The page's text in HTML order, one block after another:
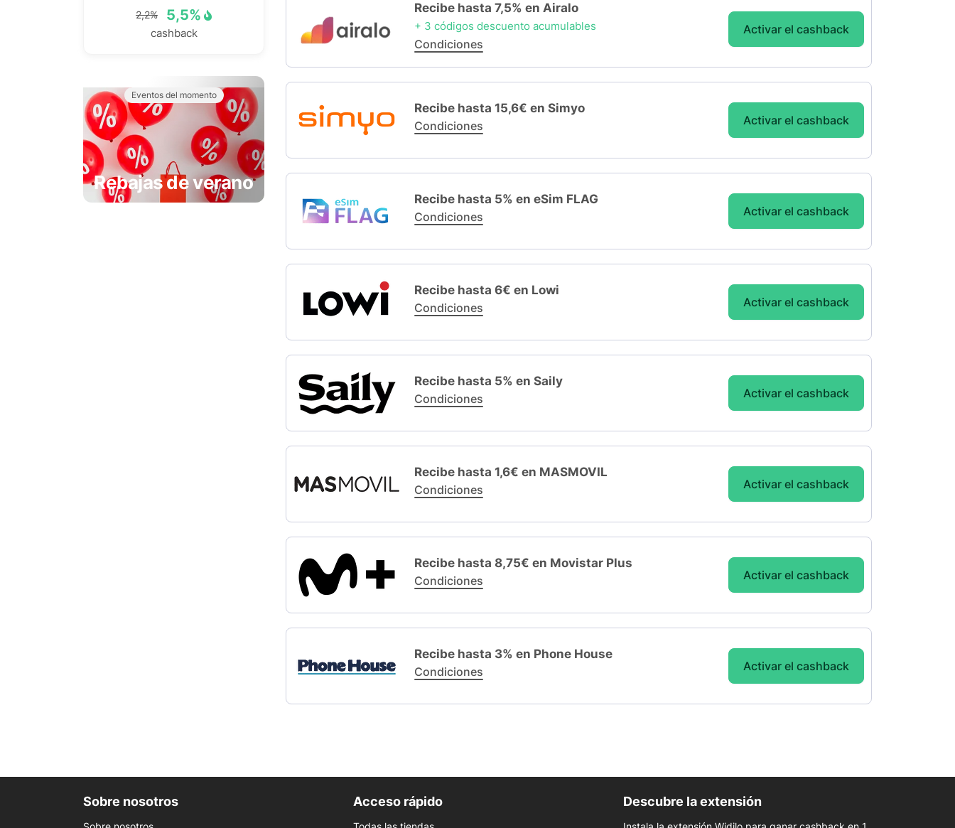
Recibe hasta 7,5% en Airalo
+ 3 códigos descuento acumulables
Condiciones
Activar el cashback
Recibe hasta 15,6€ en Simyo
Condiciones
Activar el cashback
Recibe hasta 5% en eSim FLAG
Condiciones
Activar el cashback
Recibe hasta 6€ en Lowi
Condiciones
Activar el cashback
Recibe hasta 5% en Saily
Condiciones
Activar el cashback
Recibe hasta 1,6€ en MASMOVIL
Condiciones
Activar el cashback
Recibe hasta 8,75€ en Movistar Plus
Condiciones
Activar el cashback
Recibe hasta 3% en Phone House
Condiciones
Activar el cashback
2,2% 5,5%
cashback
Eventos del momento
Rebajas de verano
Sobre nosotros Acceso rápido Descubre la extensión